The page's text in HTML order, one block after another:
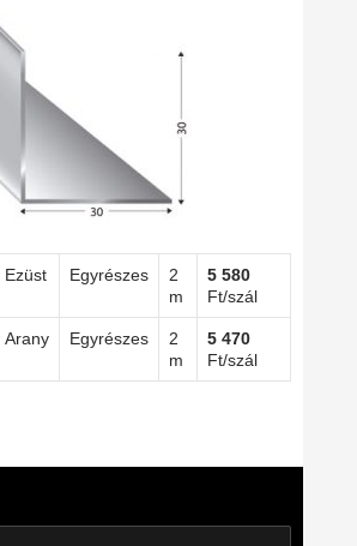
Ezüst Egyrészes
2
m
5 580
Ft/szál
Arany Egyrészes
2
m
5 470
Ft/szál